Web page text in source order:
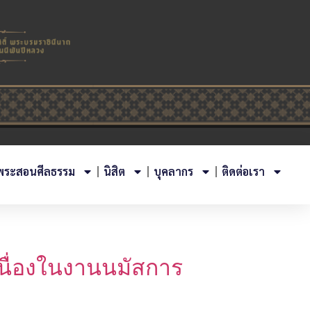
ระสอนศีลธรรม นิสิต บุคลากร ติดต่อเรา
องในงานนมัสการ